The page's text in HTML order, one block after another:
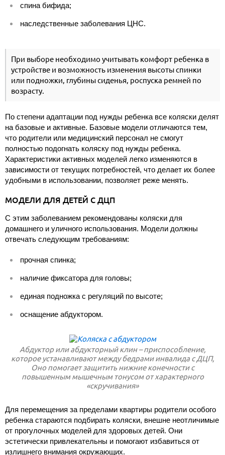
спина бифида;
наследственные заболевания ЦНС.
При выборе необходимо учитывать комфорт ребенка в
устройстве и возможность изменения высоты спинки
или подножки, глубины сиденья, роспуска ремней по
возрасту.
По степени адаптации под нужды ребенка все коляски делят
на базовые и активные. Базовые модели отличаются тем,
что родители или медицинский персонал не смогут
полностью подогнать коляску под нужды ребенка.
Характеристики активных моделей легко изменяются в
зависимости от текущих потребностей, что делает их более
удобными в использовании, позволяет реже менять.
МОДЕЛИ ДЛЯ ДЕТЕЙ С ДЦП
С этим заболеванием рекомендованы коляски для
домашнего и уличного использования. Модели должны
отвечать следующим требованиям:
прочная спинка;
наличие фиксатора для головы;
единая подножка с регуляций по высоте;
оснащение абдуктором.
Абдуктор или абдукторный клин – приспособление,
которое устанавливают между бедрами инвалида с ДЦП,
Оно помогает защитить нижние конечности с
повышенным мышечным тонусом от характерного
«скручивания»
Для перемещения за пределами квартиры родители особого
ребенка стараются подбирать коляски, внешне неотличимые
от прогулочных моделей для здоровых детей. Они
эстетически привлекательны и помогают избавиться от
излишнего внимания окружающих.